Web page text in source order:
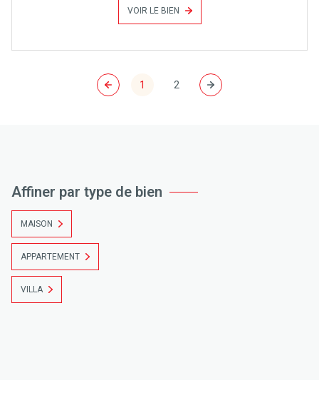
VOIR LE BIEN
1 2
Affiner par type de bien
MAISON
APPARTEMENT
VILLA